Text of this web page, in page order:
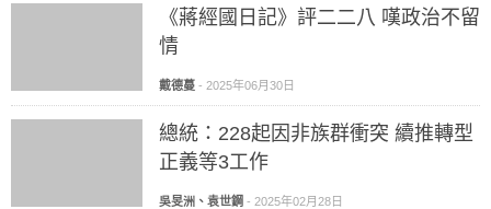
《蔣經國日記》評二二八 嘆政治不留
情
戴德蔓 - 2025年06月30日
總統：228起因非族群衝突 續推轉型
正義等3工作
吳旻洲、袁世鋼 - 2025年02月28日